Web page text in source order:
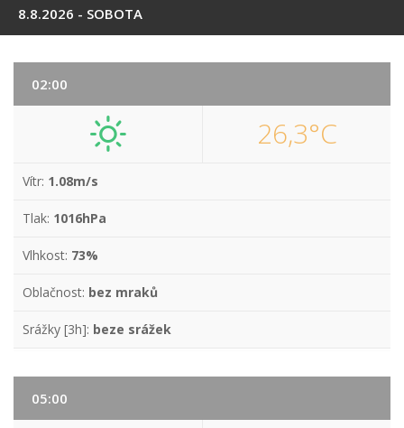
8.8.2026 - SOBOTA
02:00
26,3°C
Vítr: 1.08m/s
Tlak: 1016hPa
Vlhkost: 73%
Oblačnost: bez mraků
Srážky [3h]: beze srážek
05:00